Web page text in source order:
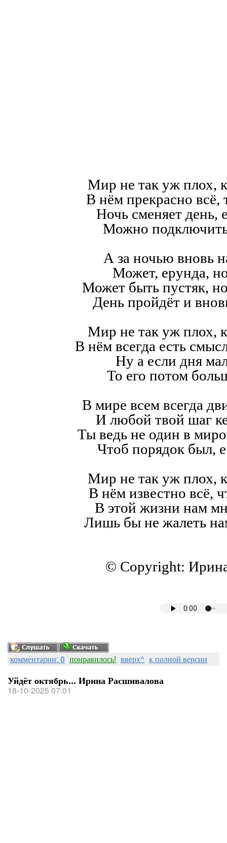
Мир не так уж плох,
В нём прекрасно всё,
Ночь сменяет день,
Можно
А за ночью вновь
Может, ерунда,
Может быть пустяк,
День пройдёт и
Мир не так уж плох,
В нём всегда есть
Ну а если дня
То его потом
В мире всем всегда
И любой твой шаг
Ты ведь не один в
Чтоб порядок был,
Мир не так уж плох,
В нём известно всё,
В этой жизни нам
Лишь бы не жалеть
© Copyright:
комментарии: 0 понравилось! вверх^ к полной версии
Уйдёт октябрь... Ирина Расшивалова
18-10-2025 07:01